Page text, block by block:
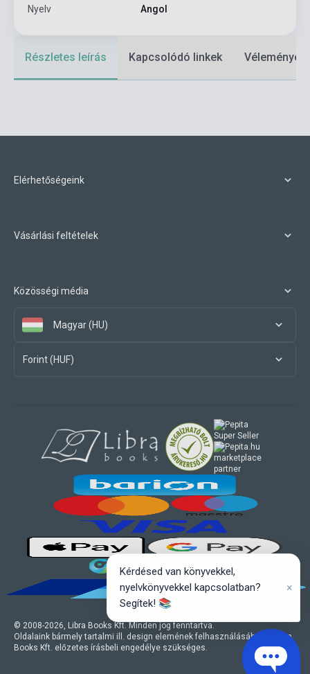
Nyelv Angol
Részletes leírás Kapcsolódó linkek Vélemények
Elérhetőségeink
Vásárlási feltételek
Közösségi média
Magyar (HU)
Forint (HUF)
© 2008-2026, Libra Books Kft. Minden jog fenntartva.
Oldalaink bármely tartalmi ill. design elemének felhasználásához a Libra
Books Kft. előzetes írásbeli engedélye szükséges.
marketplace
partner
Kérdésed van könyvekkel,
nyelvkönyvekkel kapcsolatban?
Segítek! 📚
×